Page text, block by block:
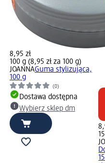
8,95 zł
100 g (8,95 zł za 100 g)
JOANNAGuma stylizująca,
100 g
(0)
Dostawa dostępna
Wybierz sklep dm